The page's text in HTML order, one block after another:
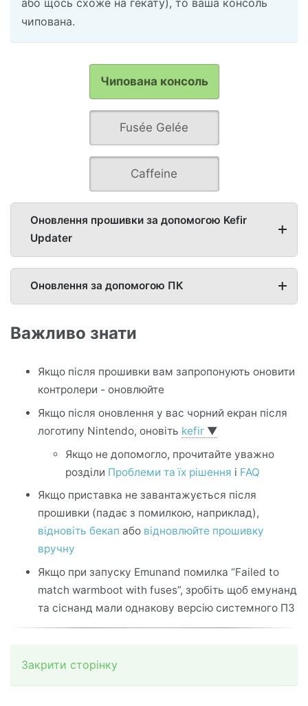
чипована.
Чипована консоль
Fusée Gelée
Caffeine
Оновлення прошивки за допомогою Kefir
Updater
Оновлення за допомогою ПК
Важливо знати
Якщо після прошивки вам запропонують оновити
контролери - оновлюйте
Якщо після оновлення у вас чорний екран після
логотипу Nintendo, оновіть kefir ▼
Якщо не допомогло, прочитайте уважно
розділи Проблеми та їх рішення і FAQ
Якщо приставка не завантажується після
прошивки (падає з помилкою, наприклад),
відновіть бекап або відновлюйте прошивку
вручну
Якщо при запуску Emunand помилка “Failed to
match warmboot with fuses”, зробіть щоб емунанд
та сіснанд мали однакову версію системного ПЗ
Закрити сторінку